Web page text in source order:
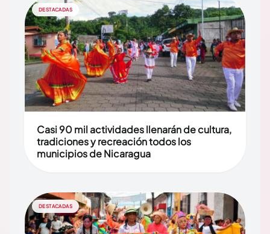
DESTACADAS
Casi 90 mil actividades llenarán de cultura,
tradiciones y recreación todos los
municipios de Nicaragua
DESTACADAS